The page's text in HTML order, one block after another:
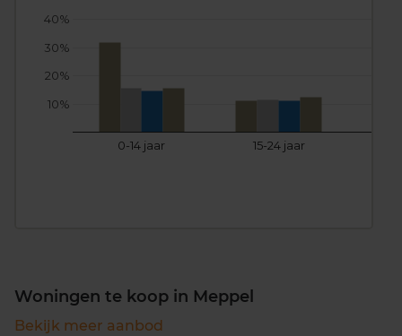
0-14 jaar 15-24 jaar
10%
20%
30%
40%
Woningen te koop in Meppel
Bekijk meer aanbod